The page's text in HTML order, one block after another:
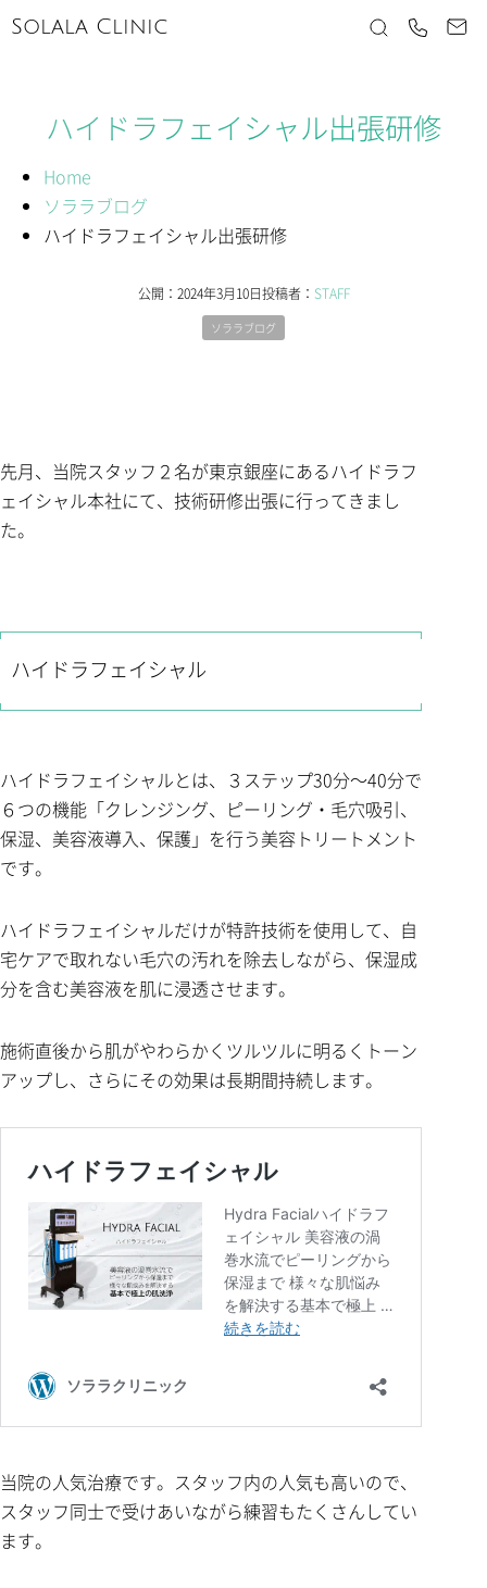
Solala Clinic
Home
ソララブログ
ハイドラフェイシャル出張研修
ハイドラフェイシャル出張研修
公開： 2024年3月10日投稿者： STAFF
ソララブログ
先月、当院スタッフ２名が東京銀座にあるハイドラフ
ェイシャル本社にて、技術研修出張に行ってきまし
た。
ハイドラフェイシャル
ハイドラフェイシャルとは、３ステップ30分～40分で
６つの機能「クレンジング、ピーリング・毛穴吸引、
保湿、美容液導入、保護」を行う美容トリートメント
です。
ハイドラフェイシャルだけが特許技術を使用して、自
宅ケアで取れない毛穴の汚れを除去しながら、保湿成
分を含む美容液を肌に浸透させます。
施術直後から肌がやわらかくツルツルに明るくトーン
アップし、さらにその効果は長期間持続します。
当院の人気治療です。スタッフ内の人気も高いので、
スタッフ同士で受けあいながら練習もたくさんしてい
ます。